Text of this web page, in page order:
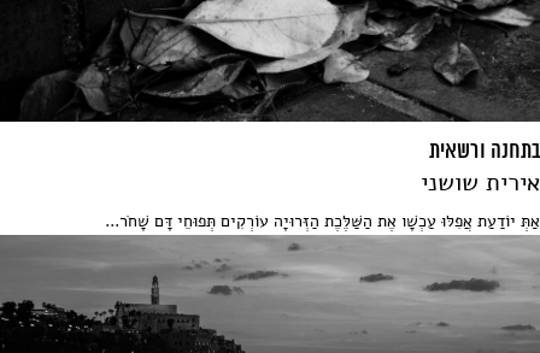
בתחנה ורשאית
אירית שושני
אַתְּ יוֹדַעַת אֲפִלּוּ עַכְשָׁו אֶת הַשַּׁלֶּכֶת הַזְּרוּיָה עוֹרְקִים תְּפוּחֵי דָּם שָׁחֹר...